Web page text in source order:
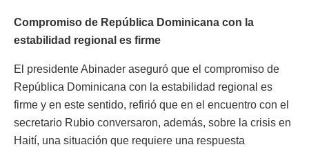
Compromiso de República Dominicana con la
estabilidad regional es firme
El presidente Abinader aseguró que el compromiso de
República Dominicana con la estabilidad regional es
firme y en este sentido, refirió que en el encuentro con el
secretario Rubio conversaron, además, sobre la crisis en
Haití, una situación que requiere una respuesta